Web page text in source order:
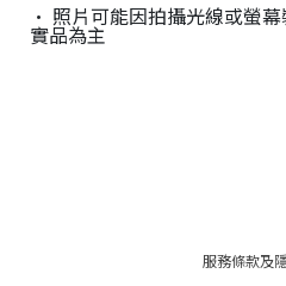
• 照片可能因拍攝光線或螢
實品為主
服務條款及